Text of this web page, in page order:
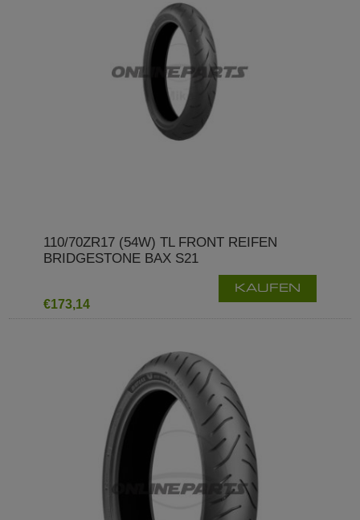
110/70ZR17 (54W) TL FRONT REIFEN
BRIDGESTONE BAX S21
€173,14
KAUFEN